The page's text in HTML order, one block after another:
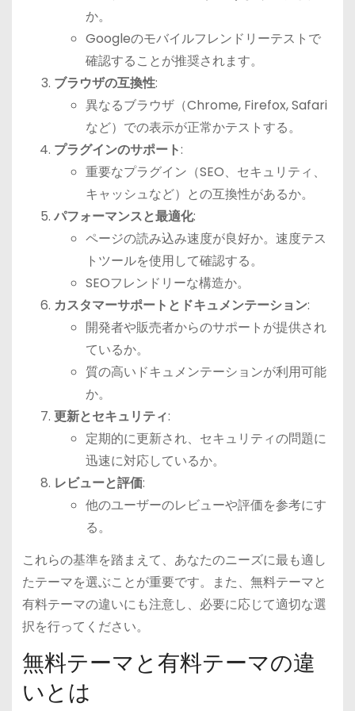
か。
Googleのモバイルフレンドリーテストで
確認することが推奨されます。
ブラウザの互換性:
異なるブラウザ（Chrome, Firefox, Safari
など）での表示が正常かテストする。
プラグインのサポート:
重要なプラグイン（SEO、セキュリティ、
キャッシュなど）との互換性があるか。
パフォーマンスと最適化:
ページの読み込み速度が良好か。速度テス
トツールを使用して確認する。
SEOフレンドリーな構造か。
カスタマーサポートとドキュメンテーション:
開発者や販売者からのサポートが提供され
ているか。
質の高いドキュメンテーションが利用可能
か。
更新とセキュリティ:
定期的に更新され、セキュリティの問題に
迅速に対応しているか。
レビューと評価:
他のユーザーのレビューや評価を参考にす
る。
これらの基準を踏まえて、あなたのニーズに最も適し
たテーマを選ぶことが重要です。また、無料テーマと
有料テーマの違いにも注意し、必要に応じて適切な選
択を行ってください。
無料テーマと有料テーマの違
いとは